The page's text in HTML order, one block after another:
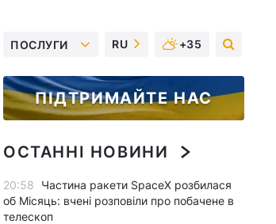
ПОСЛУГИ RU +35
ПІДТРИМАЙТЕ НАС
ОСТАННІ НОВИНИ
20:58
Частина ракети SpaceX розбилася
об Місяць: вчені розповіли про побачене в
телескоп